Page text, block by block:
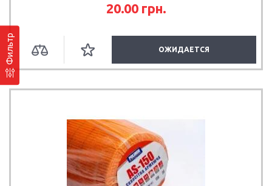
Фильтр
20.00 грн.
ОЖИДАЕТСЯ